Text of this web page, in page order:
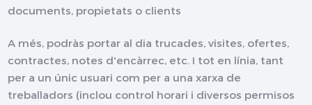
documents, propietats o clients
A més, podràs portar al dia trucades, visites, ofertes,
contractes, notes d'encàrrec, etc. I tot en línia, tant
per a un únic usuari com per a una xarxa de
treballadors (inclou control horari i diversos permisos